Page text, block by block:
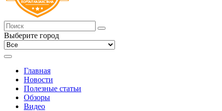
Выберите город
Главная
Новости
Полезные статьи
Обзоры
Видео